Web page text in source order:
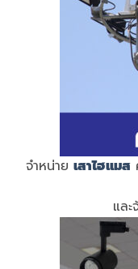
จำหน่าย เสาไฮแมส
แล